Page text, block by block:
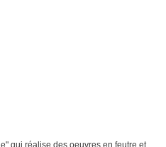
qui réalise des oeuvres en feutre et